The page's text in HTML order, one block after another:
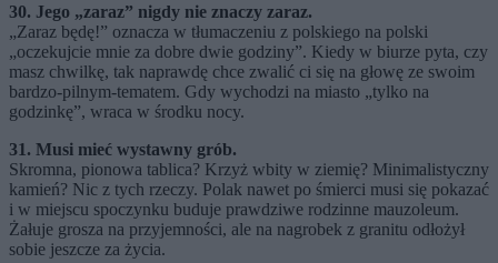
30. Jego „zaraz” nigdy nie znaczy zaraz.
„Zaraz będę!” oznacza w tłumaczeniu z polskiego na polski
„oczekujcie mnie za dobre dwie godziny”. Kiedy w biurze pyta, czy
masz chwilkę, tak naprawdę chce zwalić ci się na głowę ze swoim
bardzo-pilnym-tematem. Gdy wychodzi na miasto „tylko na
godzinkę”, wraca w środku nocy.
31. Musi mieć wystawny grób.
Skromna, pionowa tablica? Krzyż wbity w ziemię? Minimalistyczny
kamień? Nic z tych rzeczy. Polak nawet po śmierci musi się pokazać
i w miejscu spoczynku buduje prawdziwe rodzinne mauzoleum.
Żałuje grosza na przyjemności, ale na nagrobek z granitu odłożył
sobie jeszcze za życia.